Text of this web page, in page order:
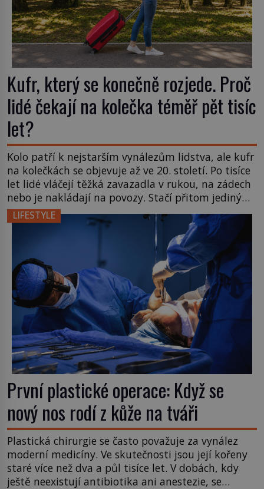
Kufr, který se konečně rozjede. Proč
lidé čekají na kolečka téměř pět tisíc
let?
Kolo patří k nejstarším vynálezům lidstva, ale kufr
na kolečkách se objevuje až ve 20. století. Po tisíce
let lidé vláčejí těžká zavazadla v rukou, na zádech
nebo je nakládají na povozy. Stačí přitom jediný
nápad, připevnit ke kufru kolečka. Jenže právě ten
nikdo dlouho nedostane. Až jednou se na letišti
LIFESTYLE
První plastické operace: Když se
nový nos rodí z kůže na tváři
Plastická chirurgie se často považuje za vynález
moderní medicíny. Ve skutečnosti jsou její kořeny
staré více než dva a půl tisíce let. V dobách, kdy
ještě neexistují antibiotika ani anestezie, se